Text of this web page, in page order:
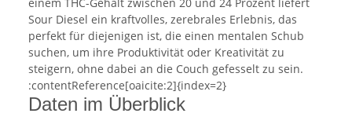
Sour Diesel ein kraftvolles, zerebrales Erlebnis, das
perfekt für diejenigen ist, die einen mentalen Schub
suchen, um ihre Produktivität oder Kreativität zu
steigern, ohne dabei an die Couch gefesselt zu sein.
:contentReference[oaicite:2]{index=2}
Daten im Überblick